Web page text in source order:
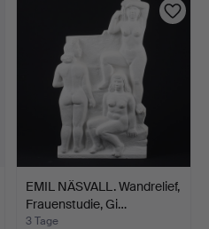
EMIL NÄSVALL. Wandrelief,
Frauenstudie, Gi…
3 Tage